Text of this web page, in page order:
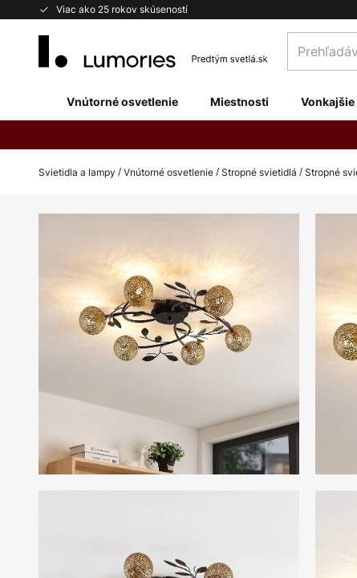
Viac ako 25 rokov skúseností
Skip
obchod
Vnútorné osvetlenie Miestnosti
Svietidla a lampy Vnútorné osvetlenie Stropné svietidlá Stropné
galérie
obrázkov